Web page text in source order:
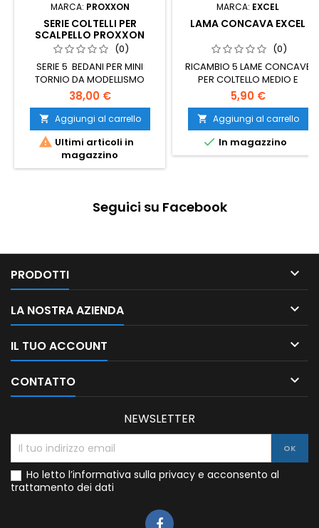
MARCA: PROXXON
SERIE COLTELLI PER
SCALPELLO PROXXON
(0)
SERIE 5 BEDANI PER MINI
TORNIO DA MODELLISMO
38,00 €
 Aggiungi al carrello
 Ultimi articoli in
magazzino
MARCA: EXCEL
LAMA CONCAVA EXCEL
(0)
RICAMBIO 5 LAME CONCAVE
PER COLTELLO MEDIO E
ROBUSTO
5,90 €
 Aggiungi al carrello
 In magazzino
Seguici su Facebook
PRODOTTI 
LA NOSTRA AZIENDA 
IL TUO ACCOUNT 
CONTATTO 
NEWSLETTER
Ho letto l’informativa sulla privacy e acconsento al
trattamento dei dati